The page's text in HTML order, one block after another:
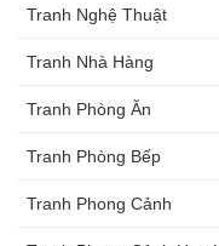
Tranh Nghệ Thuật
Tranh Nhà Hàng
Tranh Phòng Ăn
Tranh Phòng Bếp
Tranh Phong Cảnh